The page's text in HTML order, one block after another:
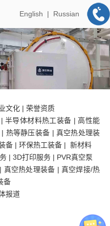
English | Russian
文化 | 荣誉资质
| 半导体材料热工装备 |高性能
| 热等静压装备 | 真空热处理装
备 | 环保热工装备 | 新材料
| 3D打印服务 | PVR真空泵
| 真空热处理装备 | 真空焊接/热
备
报道